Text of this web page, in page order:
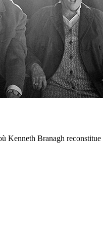
Kenneth Branagh